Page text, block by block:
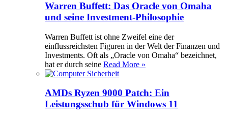
Warren Buffett: Das Oracle von Omaha
und seine Investment-Philosophie
Warren Buffett ist ohne Zweifel eine der
einflussreichsten Figuren in der Welt der Finanzen und
Investments. Oft als „Oracle von Omaha“ bezeichnet,
hat er durch seine Read More »
AMDs Ryzen 9000 Patch: Ein
Leistungsschub für Windows 11